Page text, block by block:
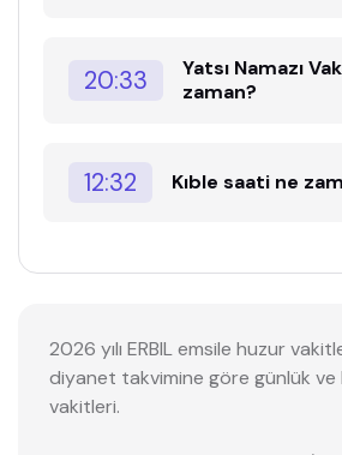
20:33
Yatsı Namazı
zaman?
12:32 Kıble saati ne
2026 yılı ERBIL emsile huzur
diyanet takvimine göre günlük ve
vakitleri.